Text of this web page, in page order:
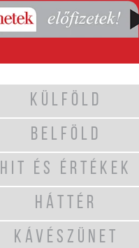
KÜLFÖLD
BELFÖLD
HIT ÉS ÉRTÉKEK
HÁTTÉR
KÁVÉSZÜNET